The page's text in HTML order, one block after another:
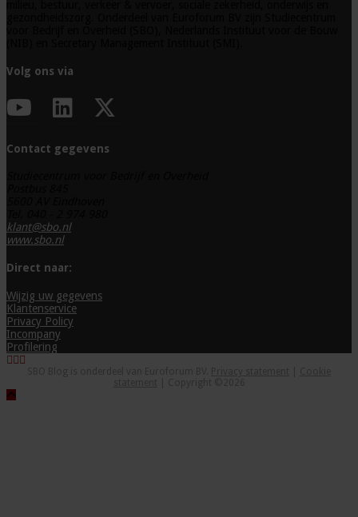
Volg ons via
Contact gegevens
klant@sbo.nl
www.sbo.nl
Direct naar:
Wijzig uw gegevens
Klantenservice
Privacy Policy
Incompany
Profilering